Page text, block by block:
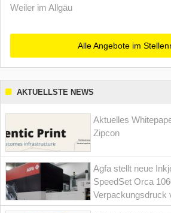
Weiler im Allgäu
Alle Angebote im
AKTUELLSTE NEWS
Aktuelles
Zipcon
Agfa stellt neue
SpeedSet Orca
Verpackungsdruck